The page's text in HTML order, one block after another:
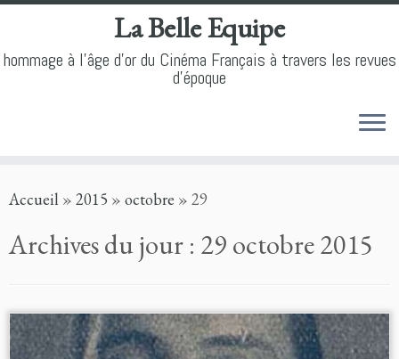
to
La Belle Equipe
hommage à l'âge d'or du Cinéma Français à travers les revues
d'époque
Accueil » 2015 » octobre » 29
Archives du jour : 29 octobre 2015